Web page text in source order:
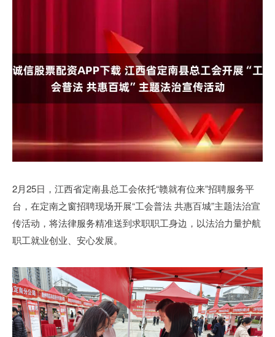
2月25日，江西省定南县总工会依托“赣就有位来”招聘服务平
台，在定南之窗招聘现场开展“工会普法 共惠百城”主题法治宣
传活动，将法律服务精准送到求职职工身边，以法治力量护航
职工就业创业、安心发展。